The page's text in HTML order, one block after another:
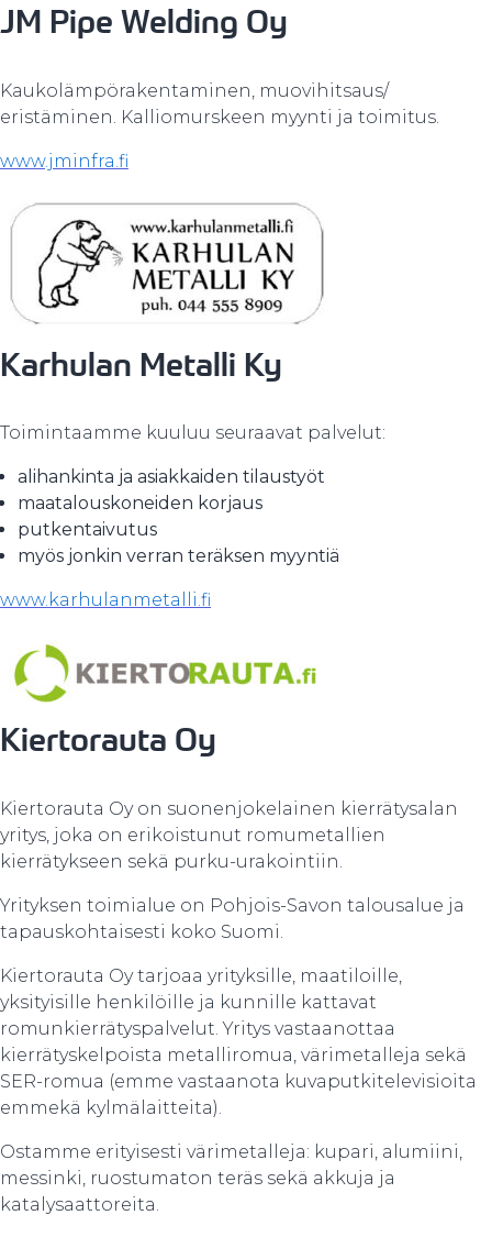
JM Pipe Welding Oy
Kaukolämpörakentaminen, muovihitsaus/
eristäminen. Kalliomurskeen myynti ja toimitus.
www.jminfra.fi
Karhulan Metalli Ky
Toimintaamme kuuluu seuraavat palvelut:
alihankinta ja asiakkaiden tilaustyöt
maatalouskoneiden korjaus
putkentaivutus
myös jonkin verran teräksen myyntiä
www.karhulanmetalli.fi
Kiertorauta Oy
Kiertorauta Oy on suonenjokelainen kierrätysalan
yritys, joka on erikoistunut romumetallien
kierrätykseen sekä purku-urakointiin.
Yrityksen toimialue on Pohjois-Savon talousalue ja
tapauskohtaisesti koko Suomi.
Kiertorauta Oy tarjoaa yrityksille, maatiloille,
yksityisille henkilöille ja kunnille kattavat
romunkierrätyspalvelut. Yritys vastaanottaa
kierrätyskelpoista metalliromua, värimetalleja sekä
SER-romua (emme vastaanota kuvaputkitelevisioita
emmekä kylmälaitteita).
Ostamme erityisesti värimetalleja: kupari, alumiini,
messinki, ruostumaton teräs sekä akkuja ja
katalysaattoreita.